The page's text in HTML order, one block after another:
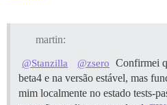
martin:
@Stanzilla @zsero
Confirmei
beta4 e na versão estável, mas
mim localmente no estado tests-